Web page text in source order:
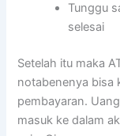
Tunggu
selesai
Setelah itu maka
notabenenya bisa
pembayaran.
masuk ke dalam